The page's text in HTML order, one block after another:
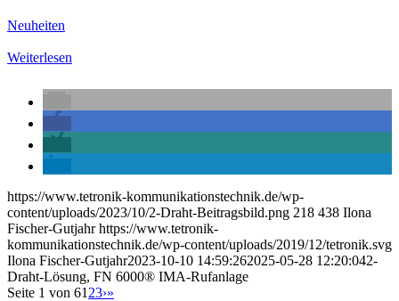
Neuheiten
Weiterlesen
https://www.tetronik-kommunikationstechnik.de/wp-
content/uploads/2023/10/2-Draht-Beitragsbild.png 218 438 Ilona
Fischer-Gutjahr https://www.tetronik-
kommunikationstechnik.de/wp-content/uploads/2019/12/tetronik.svg
Ilona Fischer-Gutjahr2023-10-10 14:59:262025-05-28 12:20:042-
Draht-Lösung, FN 6000® IMA-Rufanlage
Seite 1 von 61 23›»